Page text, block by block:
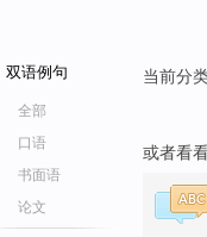
双语例句
全部
口语
书面语
论文
当前分
或者看